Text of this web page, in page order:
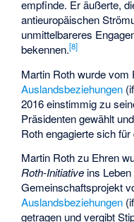
empfinde. Er äußerte,
antieuropäischen
unmittelbareres
bekennen.[8]
Martin Roth wurde vom
Auslandsbeziehungen
2016 einstimmig zu
Präsidenten gewählt
Roth engagierte sich
Martin Roth zu Ehren
Roth-Initiative ins
Gemeinschaftsprojekt
Auslandsbeziehungen
getragen und vergibt